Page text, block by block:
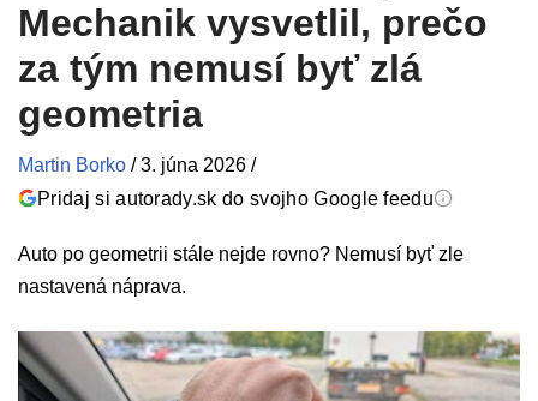
Mechanik vysvetlil, prečo
za tým nemusí byť zlá
geometria
Martin Borko /3. júna 2026 /
Pridaj si autorady.sk do svojho Google feedu
Auto po geometrii stále nejde rovno? Nemusí byť zle
nastavená náprava.